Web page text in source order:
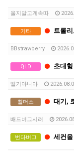
울지말고계속따
기타 트롤
BBstrawberry
QLD 초대
딸기야나야
칠더스 대기,
배드버그시러
번다버그 세컨을